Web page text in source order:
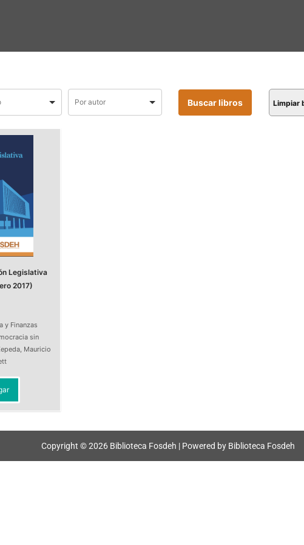
Limpiar
Legislativa
2017)
y Finanzas
sin
, Mauricio
Copyright © 2026 Biblioteca Fosdeh | Powered by Biblioteca Fosdeh